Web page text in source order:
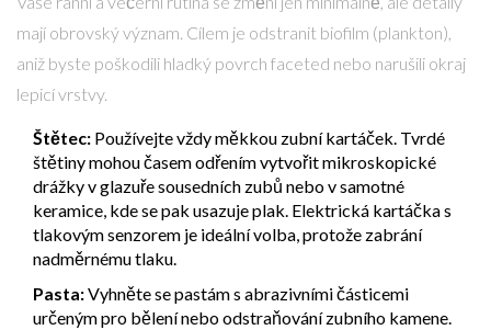
mají obrovský význam. Cílem je odstranit biofilm (plankton),
aniž byste poškodili hladký povrch faceted nebo narušili okraj
lepicí vrstvy.
Štětec: Používejte vždy měkkou zubní kartáček. Tvrdé
štětiny mohou časem odřením vytvořit mikroskopické
drážky v glazuře sousedních zubů nebo v samotné
keramice, kde se pak usazuje plak. Elektrická kartáčka s
tlakovým senzorem je ideální volba, protože zabrání
nadměrnému tlaku.
Pasta:Vyhněte se pastám s abrazivními částicemi
určeným pro bělení nebo odstraňování zubního kamene.